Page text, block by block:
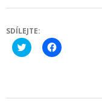
SDÍLEJTE:
Click
to
new
Click
to
new